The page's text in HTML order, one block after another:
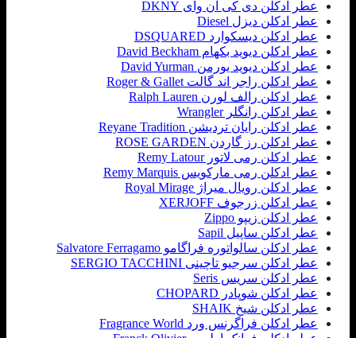
عطر ادکلن دی کی ان وای DKNY
عطر ادکلن دیزل Diesel
عطر ادکلن دیسکوارد DSQUARED
عطر ادکلن دیوید بکهام David Beckham
عطر ادکلن دیوید یورمن David Yurman
عطر ادکلن راجر اند گالت Roger & Gallet
عطر ادکلن رالف لورن Ralph Lauren
عطر ادکلن رانگلر Wrangler
عطر ادکلن رایان تردیشن Reyane Tradition
عطر ادکلن رز گاردن ROSE GARDEN
عطر ادکلن رمی لاتور Remy Latour
عطر ادکلن رمی مارکویس Remy Marquis
عطر ادکلن رویال میراژ Royal Mirage
عطر ادکلن زرجوف XERJOFF
عطر ادکلن زیپو Zippo
عطر ادکلن ساپیل Sapil
عطر ادکلن سالواتوره فراگامو Salvatore Ferragamo
عطر ادکلن سرجیو تاچینی SERGIO TACCHINI
عطر ادکلن سریس Seris
عطر ادکلن شوپادر CHOPARD
عطر ادکلن شیخ SHAIK
عطر ادکلن فراگرنس ورد Fragrance World